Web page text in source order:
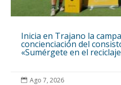
Inicia en Trajano la
concienciación del
«Sumérgete en el
 Ago 7, 2026